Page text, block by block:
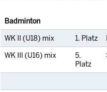
Badminton
WK II (U18) mix
1. Platz
WK III (U16) mix
5.
Platz